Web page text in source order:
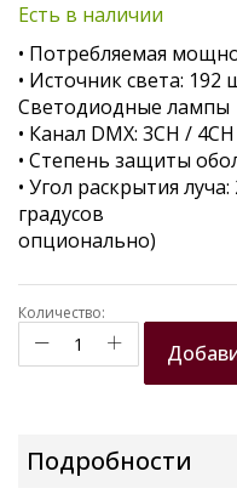
beginning
of
the
images
gallery
Есть в наличии
• Потребляемая
• Источник света:
Светодиодные лампы
• Канал DMX: 3CH /
• Степень защиты
• Угол раскрытия
градусов
опционально)
Количество:
Подробности